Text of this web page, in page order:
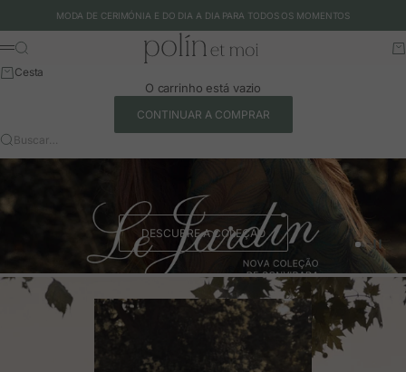
MODA DE CERIMÓNIA E DO DIA A DIA PARA TODOS OS MOMENTOS
Polín et moi - EU
Menu
Buscar
Cesta
O carrinho está vazio
CONTINUAR A COMPRAR
Buscar…
DESCUBRE A COLEÇÃO
Ir para o
Ir para